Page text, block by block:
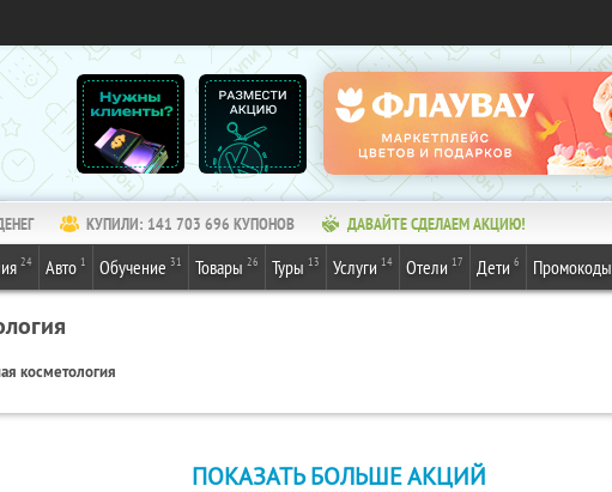
КУПИЛИ: 141 703 696 КУПОНОВ ДАВАЙТЕ СДЕЛАЕМ АКЦИЮ!
24 Авто 1 Обучение 31 Товары 26 Туры 13 Услуги 14 Отели 17 Дети 6 Промокоды
косметология
ПОКАЗАТЬ БОЛЬШЕ АКЦИЙ